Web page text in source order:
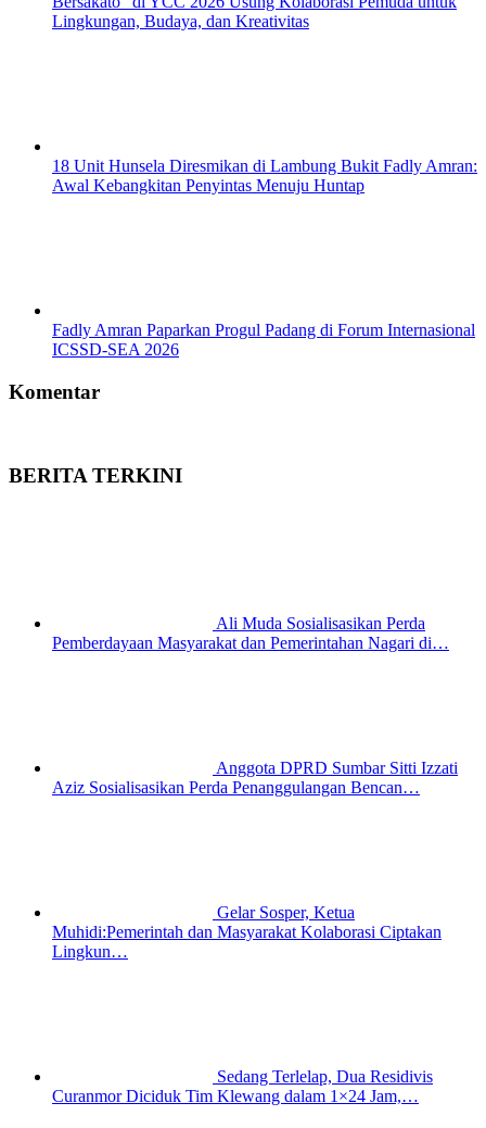
Lingkungan, Budaya, dan Kreativitas
18 Unit Hunsela Diresmikan di Lambung Bukit Fadly Amran:
Awal Kebangkitan Penyintas Menuju Huntap
Fadly Amran Paparkan Progul Padang di Forum Internasional
ICSSD-SEA 2026
Komentar
BERITA TERKINI
Ali Muda Sosialisasikan Perda
Pemberdayaan Masyarakat dan Pemerintahan Nagari di…
Anggota DPRD Sumbar Sitti Izzati
Aziz Sosialisasikan Perda Penanggulangan Bencan…
Gelar Sosper, Ketua
Muhidi:Pemerintah dan Masyarakat Kolaborasi Ciptakan
Lingkun…
Sedang Terlelap, Dua Residivis
Curanmor Diciduk Tim Klewang dalam 1×24 Jam,…